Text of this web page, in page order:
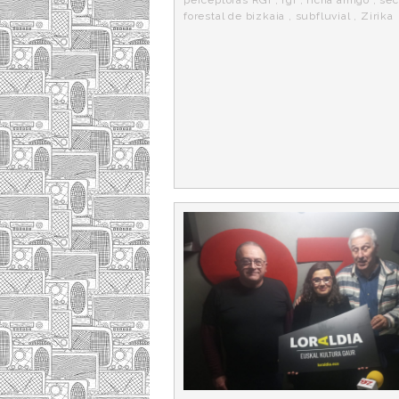
forestal de bizkaia
subfluvial Zirika